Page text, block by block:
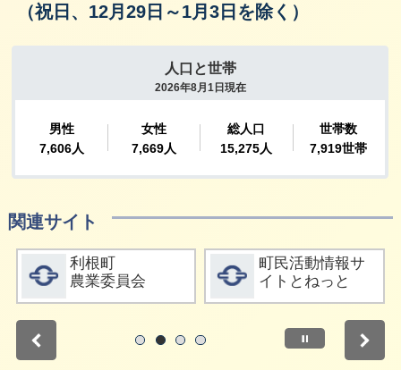
（祝日、12月29日～1月3日を除く）
関連サイト
詳細をみる
利根町
農業委員会
詳細をみる
町民活動情報サ
イトとねっと
停止